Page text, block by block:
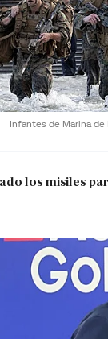
Infantes de Marina de
los misiles